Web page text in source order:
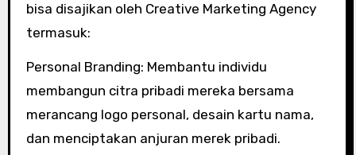
bisa disajikan oleh Creative Marketing Agency
termasuk:
Personal Branding: Membantu individu
membangun citra pribadi mereka bersama
merancang logo personal, desain kartu nama,
dan menciptakan anjuran merek pribadi.